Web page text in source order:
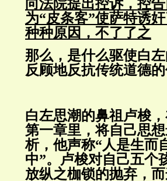
向法院提出控诉，控
为“皮条客”使萨特诱
种种原因，不了了之
那么，是什么驱使白
反顾地反抗传统道德
白左思潮的鼻祖卢梭
第一章里，将自己思
析，他声称“人是生而
中”。卢梭对自己五个
放纵之枷锁的抛弃，